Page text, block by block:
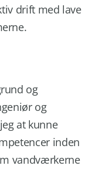
drift med lave
og
og
at kunne
inden
vandværkerne